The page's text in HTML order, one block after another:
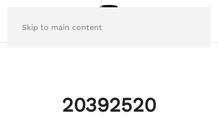
Skip to main content
20392520